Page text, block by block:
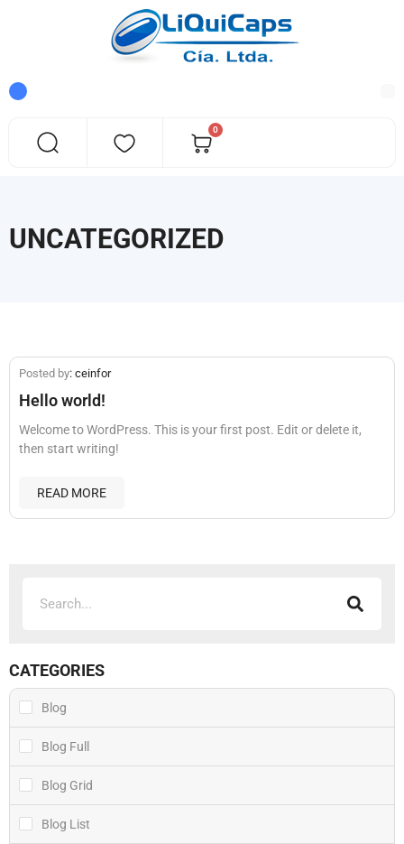
0
UNCATEGORIZED
Posted by: ceinfor
Hello world!
Welcome to WordPress. This is your first post. Edit or delete it,
then start writing!
READ MORE
CATEGORIES
Blog
Blog Full
Blog Grid
Blog List